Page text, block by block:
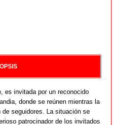
es invitada por un reconocido
donde se reúnen mientras la
seguidores. La situación se
patrocinador de los invitados